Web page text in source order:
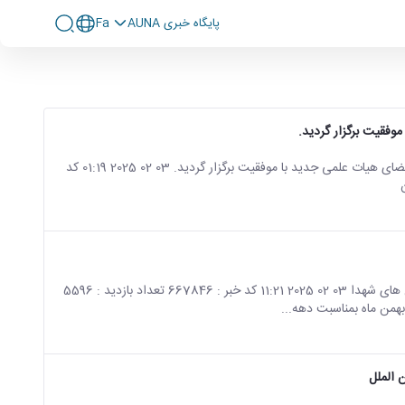
پايگاه خبری AUNA Fa
برگزار گردید.
صفحه اصلی جزئیات خبر دوره دانش افزایی و توانمندسازی اعضای هیات علمی جدید با موفقیت برگزار گردید. 03 02 2025 01:19 کد
صفحه اصلی جزئیات خبر تجدید میثاق کارکنان بسیجی با آرمان های شهدا 03 02 2025 11:21 کد خبر : 667846 تعداد بازدید : 5596
الملل